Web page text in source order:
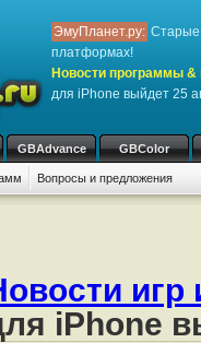
ЭмуПланет.ру: Старые
платформах!
Новости программы &
для iPhone выйдет 25
GBAdvance GBColor
Вопросы и предложения
игр
iPhone